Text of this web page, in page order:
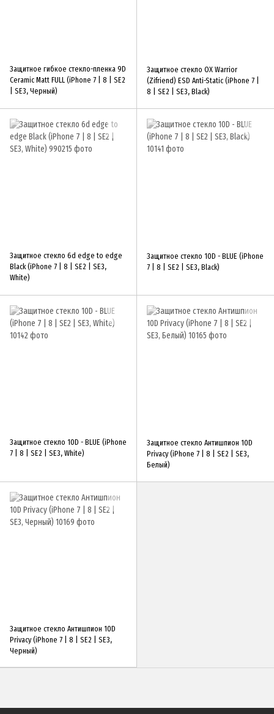
Защитное гибкое стекло-пленка 9D
Ceramic Matt FULL (iPhone 7 | 8 | SE2
| SE3, Черный)
Защитное стекло OX Warrior
(Zifriend) ESD Anti-Static (iPhone 7 |
8 | SE2 | SE3, Black)
Защитное стекло 6d edge to edge
Black (iPhone 7 | 8 | SE2 | SE3,
White)
Защитное стекло 10D - BLUE (iPhone
7 | 8 | SE2 | SE3, Black)
Защитное стекло 10D - BLUE (iPhone
7 | 8 | SE2 | SE3, White)
Защитное стекло Антишпион 10D
Privacy (iPhone 7 | 8 | SE2 | SE3,
Белый)
Защитное стекло Антишпион 10D
Privacy (iPhone 7 | 8 | SE2 | SE3,
Черный)